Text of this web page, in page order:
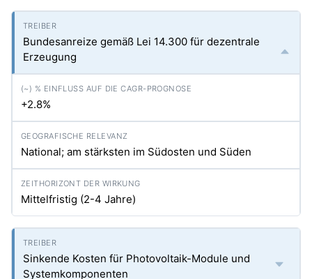
Bundesanreize gemäß Lei 14.300 für dezentrale
Erzeugung
+2.8%
National; am stärksten im Südosten und Süden
Mittelfristig (2-4 Jahre)
Sinkende Kosten für Photovoltaik-Module und
Systemkomponenten